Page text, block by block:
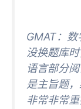
GMAT：数
没换题库
语言部分
是主旨题
非常非常